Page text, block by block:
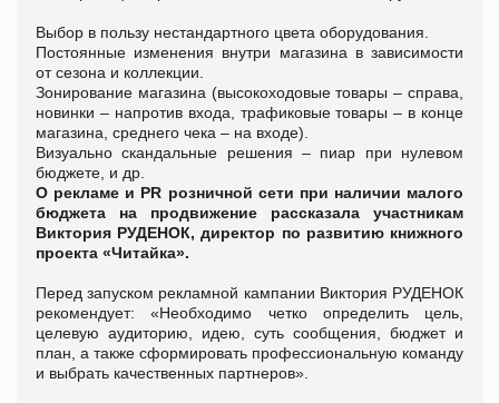
Выбор в пользу нестандартного цвета оборудования.
Постоянные изменения внутри магазина в зависимости
от сезона и коллекции.
Зонирование магазина (высокоходовые товары – справа,
новинки – напротив входа, трафиковые товары – в конце
магазина, среднего чека – на входе).
Визуально скандальные решения – пиар при нулевом
бюджете, и др.
О рекламе и PR розничной сети при наличии малого
бюджета на продвижение рассказала участникам
Виктория РУДЕНОК, директор по развитию книжного
проекта «Читайка».
Перед запуском рекламной кампании Виктория РУДЕНОК
рекомендует: «Необходимо четко определить цель,
целевую аудиторию, идею, суть сообщения, бюджет и
план, а также сформировать профессиональную команду
и выбрать качественных партнеров».